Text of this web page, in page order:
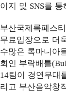
이지 및 SNS를 통
부산국제록페스
무료입장으로 더
수많은 록마니아
회인 부락배틀
14팀이 경연무대
리고 부산음악창